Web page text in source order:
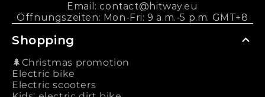
Email: contact@hitway.eu
Öffnungszeiten: Mon-Fri: 9 a.m.-5 p.m. GMT+8
Shopping
🌲Christmas promotion
Electric bike
Electric scooters